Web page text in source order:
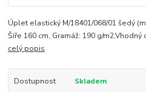
Úplet elastický M/18401/068/01 šedý
Šíře 160 cm, Gramáž: 190 g/
celý popis
Dostupnost Skladem